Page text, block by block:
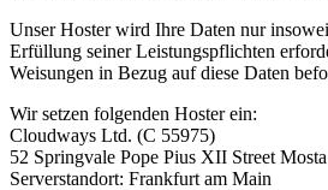
Unser Hoster wird Ihre Daten nur
Erfüllung seiner Leistungspflichten
Weisungen in Bezug auf diese Daten
Wir setzen folgenden Hoster ein:
Cloudways Ltd. (C 55975)
52 Springvale Pope Pius XII Street
Serverstandort: Frankfurt am Main